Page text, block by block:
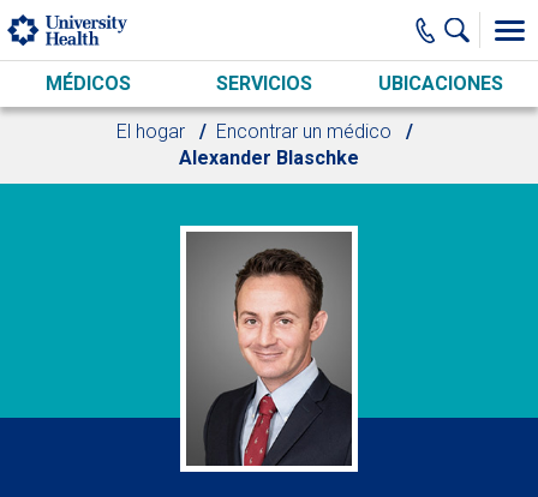
Skip to main content
MÉDICOS SERVICIOS UBICACIONES
El hogar
Encontrar un médico
Alexander Blaschke